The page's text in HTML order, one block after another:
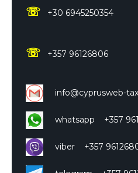
☏ +30 6945250354
☏ +357 96126806
info@cyprusweb-
whatsapp +357
viber +357